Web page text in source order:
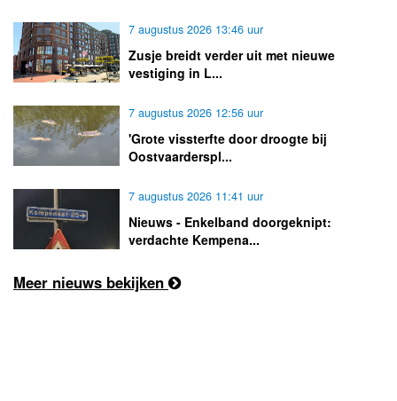
7 augustus 2026 13:46 uur
Zusje breidt verder uit met nieuwe
vestiging in L...
7 augustus 2026 12:56 uur
'Grote vissterfte door droogte bij
Oostvaarderspl...
7 augustus 2026 11:41 uur
Nieuws - Enkelband doorgeknipt:
verdachte Kempena...
Meer nieuws bekijken